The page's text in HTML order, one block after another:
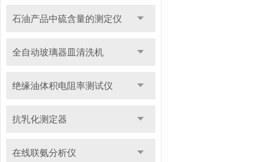
石油产品中硫含量的测定仪
全自动玻璃器皿清洗机
绝缘油体积电阻率测试仪
抗乳化测定器
在线联氨分析仪